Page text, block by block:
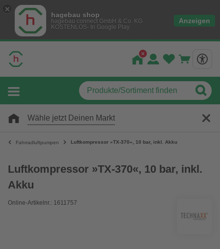
hagebau shop
hagebau connect GmbH & Co. KG
KOSTENLOS- In Google Play
Anzeigen
Wähle jetzt Deinen Markt
Fahrradluftpumpen Luftkompressor »TX-370«, 10 bar, inkl. Akku
Luftkompressor »TX-370«, 10 bar, inkl.
Akku
Online-Artikelnr.: 1611757